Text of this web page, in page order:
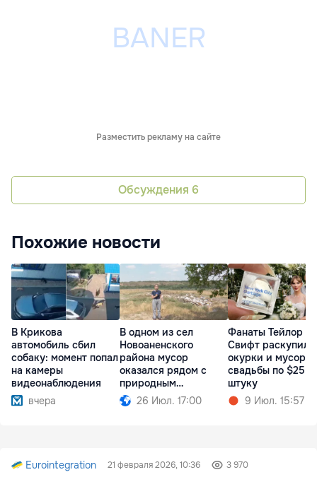
Разместить рекламу на сайте
Обсуждения 6
Похожие новости
В Крикова
автомобиль сбил
собаку: момент попал
на камеры
видеонаблюдения
вчера
В одном из сел
Новоаненского
района мусор
оказался рядом с
природным
памятником
26 Июл. 17:00
Фанаты Тейлор
Свифт раскупили
окурки и мусор с
свадьбы по $25
штуку
9 Июл. 15:57
Eurointegration 21 февраля 2026, 10:36 3 970